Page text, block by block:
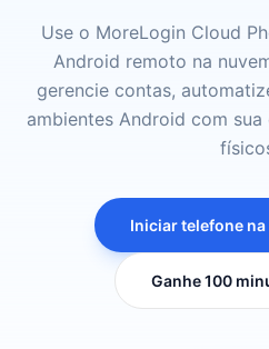
Use o MoreLogin Cloud
Android remoto na
gerencie contas,
ambientes Android com
Iniciar telefone
Ganhe 100